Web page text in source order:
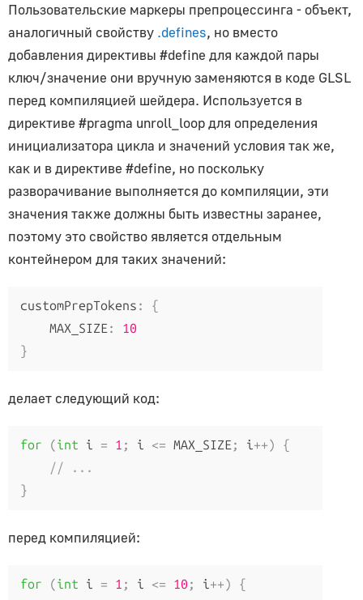
BufferGeometryUtils
CatmullRomCurve3
CSVParser
Compat
CubicBezierCurve
Curve
CurvePath
DataUtils
Earcut
EllipseCurve
Font
Interpolations
LineCurve
MeshLine
PMREMGenerator
Preloader
PuzzlesLoader
QuadraticBezierCurve
ShapePath
ShapeUtils
Пользовательские маркеры препроцессинга - объект,
аналогичный свойству .defines, но вместо
добавления директивы #define для каждой пары
ключ/значение они вручную заменяются в коде GLSL
перед компиляцией шейдера. Используется в
директиве #pragma unroll_loop для определения
инициализатора цикла и значений условия так же,
как и в директиве #define, но поскольку
разворачивание выполняется до компиляции, эти
значения также должны быть известны заранее,
поэтому это свойство является отдельным
контейнером для таких значений:
customPrepTokens :
{
    MAX_SIZE
:
10
}
делает следующий код:
for (int i = 1 ; i <= MAX_SIZE; i++)
{
// ...
}
перед компиляцией:
for (int i = 1 ; i <= 10 ; i++)
{